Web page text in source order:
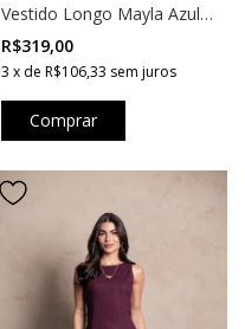
Vestido Longo Mayla Azul
Marinho
R$319,00
3 x de R$106,33 sem juros
Comprar